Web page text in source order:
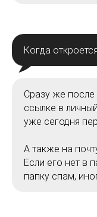
Когда
Сразу же
ссылке в
уже сегодня
А также на
Если его нет в
папку спам,